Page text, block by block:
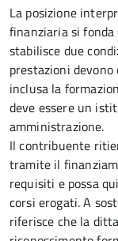
La posizione
finanziaria si
stabilisce due
prestazioni
inclusa la
deve essere un
amministrazione.
Il contribuente
tramite il
requisiti e possa
corsi erogati. A
riferisce che la